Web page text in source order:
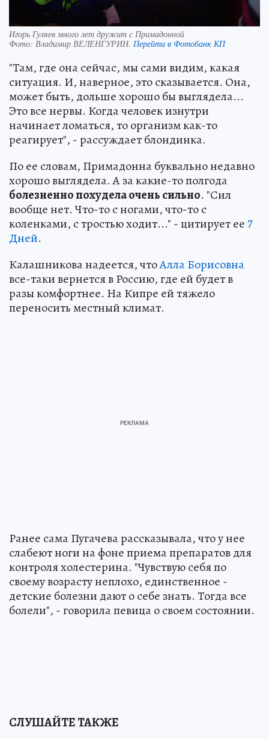
Игорь Гуляев много лет дружит с Примадонной
Фото: Владимир ВЕЛЕНГУРИН. Перейти в Фотобанк КП
"Там, где она сейчас, мы сами видим, какая
ситуация. И, наверное, это сказывается. Она,
может быть, дольше хорошо бы выглядела...
Это все нервы. Когда человек изнутри
начинает ломаться, то организм как-то
реагирует", - рассуждает блондинка.
По ее словам, Примадонна буквально недавно
хорошо выглядела. А за какие-то полгода
болезненно похудела очень сильно. "Сил
вообще нет. Что-то с ногами, что-то с
коленками, с тростью ходит..." - цитирует ее 7
Дней.
Калашникова надеется, чтоАлла Борисовна
все-таки вернется в Россию, где ей будет в
разы комфортнее. На Кипре ей тяжело
переносить местный климат.
Ранее сама Пугачева рассказывала, что у нее
слабеют ноги на фоне приема препаратов для
контроля холестерина. "Чувствую себя по
своему возрасту неплохо, единственное -
детские болезни дают о себе знать. Тогда все
болели", - говорила певица о своем состоянии.
СЛУШАЙТЕ ТАКЖЕ